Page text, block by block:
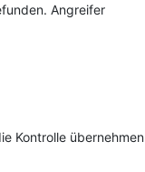
Angreifer
Kontrolle übernehmen